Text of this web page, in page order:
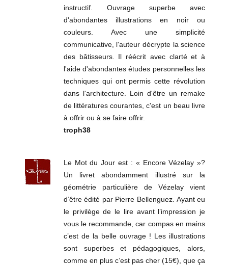
instructif. Ouvrage superbe avec
d'abondantes illustrations en noir ou
couleurs. Avec une simplicité
communicative, l'auteur décrypte la science
des bâtisseurs. Il réécrit avec clarté et à
l'aide d'abondantes études personnelles les
techniques qui ont permis cette révolution
dans l'architecture. Loin d'être un remake
de littératures courantes, c'est un beau livre
à offrir ou à se faire offrir.
troph38
Le Mot du Jour est : « Encore Vézelay »?
Un livret abondamment illustré sur la
géométrie particulière de Vézelay vient
d’être édité par Pierre Bellenguez. Ayant eu
le privilège de le lire avant l’impression je
vous le recommande, car compas en mains
c’est de la belle ouvrage ! Les illustrations
sont superbes et pédagogiques, alors,
comme en plus c’est pas cher (15€), que ça